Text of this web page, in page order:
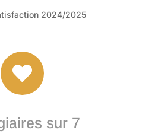
2024/2025

sur 7